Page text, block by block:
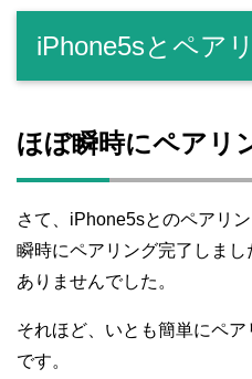
iPhone5sとペア
ほぼ瞬時にペアリ
さて、iPhone5sとのペアリ
瞬時にペアリング完了しま
ありませんでした。
それほど、いとも簡単にペ
です。